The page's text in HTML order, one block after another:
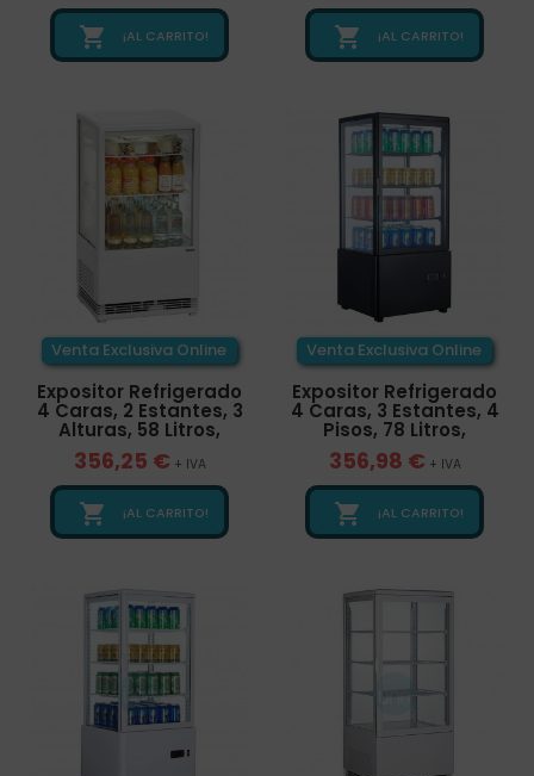
 ¡AL CARRITO!  ¡AL CARRITO!
Venta Exclusiva Online
Expositor Refrigerado
4 Caras, 2 Estantes, 3
Alturas, 58 Litros,
356,25 € + IVA
 ¡AL CARRITO!
Venta Exclusiva Online
Expositor Refrigerado
4 Caras, 3 Estantes, 4
Pisos, 78 Litros,
356,98 € + IVA
 ¡AL CARRITO!